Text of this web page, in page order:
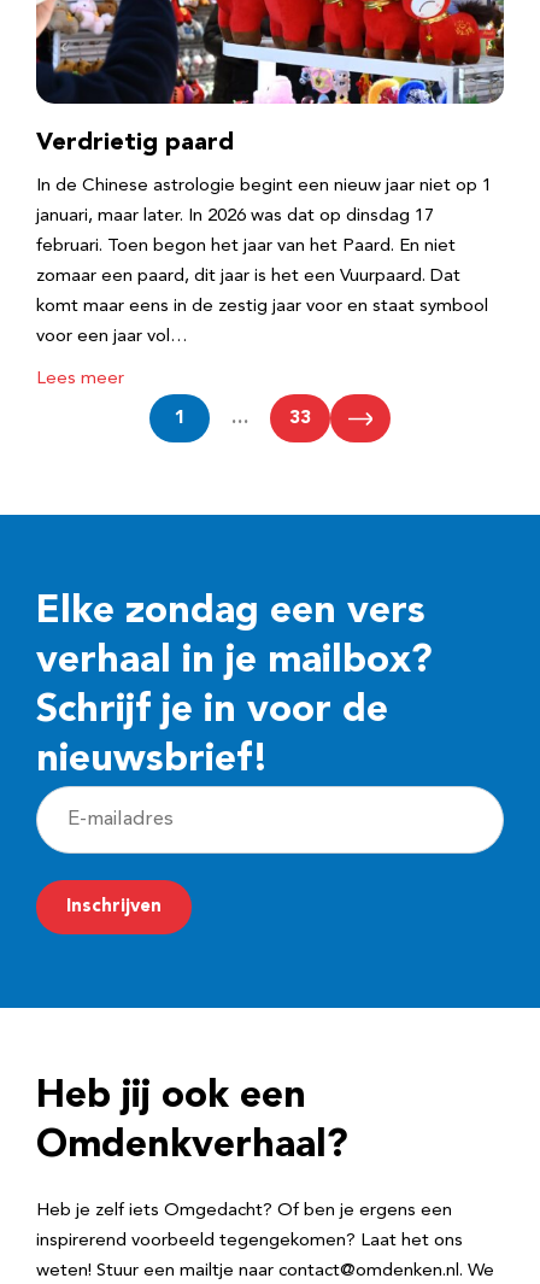
Verdrietig paard
In de Chinese astrologie begint een nieuw jaar niet op 1
januari, maar later. In 2026 was dat op dinsdag 17
februari. Toen begon het jaar van het Paard. En niet
zomaar een paard, dit jaar is het een Vuurpaard. Dat
komt maar eens in de zestig jaar voor en staat symbool
voor een jaar vol…
Lees meer
1 … 33
Elke zondag een vers
verhaal in je mailbox?
Schrijf je in voor de
nieuwsbrief!
E
-
m
a
r
e
Inschrijven
Heb jij ook een
Omdenkverhaal?
Heb je zelf iets Omgedacht? Of ben je ergens een
inspirerend voorbeeld tegengekomen? Laat het ons
weten! Stuur een mailtje naar contact@omdenken.nl. We